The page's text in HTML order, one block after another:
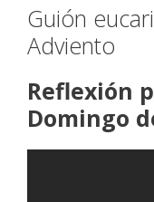
Guión
Adviento
Reflexión
Domingo